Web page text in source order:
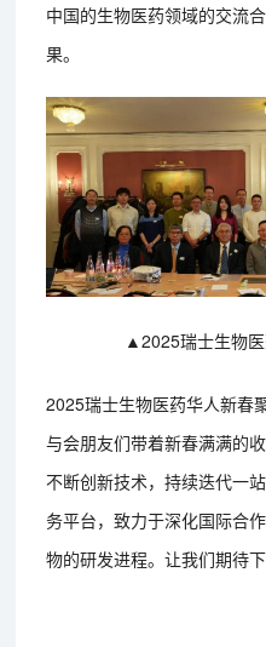
中国的生物医药领域的交流
果。
▲2025瑞士生物
2025瑞士生物医药华人新春
与会朋友们带着新春满满的
不断创新技术，持续迭代一
务平台，致力于深化国际合
物的研发进程。让我们期待下